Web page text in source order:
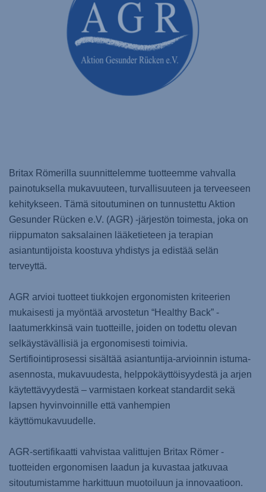
Britax Römerilla suunnittelemme tuotteemme vahvalla
painotuksella mukavuuteen, turvallisuuteen ja terveeseen
kehitykseen. Tämä sitoutuminen on tunnustettu Aktion
Gesunder Rücken e.V. (AGR) -järjestön toimesta, joka on
riippumaton saksalainen lääketieteen ja terapian
asiantuntijoista koostuva yhdistys ja edistää selän
terveyttä.
AGR arvioi tuotteet tiukkojen ergonomisten kriteerien
mukaisesti ja myöntää arvostetun “Healthy Back” -
laatumerkkinsä vain tuotteille, joiden on todettu olevan
selkäystävällisiä ja ergonomisesti toimivia.
Sertifiointiprosessi sisältää asiantuntija-arvioinnin istuma-
asennosta, mukavuudesta, helppokäyttöisyydestä ja arjen
käytettävyydestä – varmistaen korkeat standardit sekä
lapsen hyvinvoinnille että vanhempien
käyttömukavuudelle.
AGR-sertifikaatti vahvistaa valittujen Britax Römer -
tuotteiden ergonomisen laadun ja kuvastaa jatkuvaa
sitoutumistamme harkittuun muotoiluun ja innovaatioon.